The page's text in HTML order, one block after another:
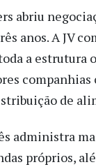
abriu
anos. A JV
a estrutura
companhias
de
administra
próprios,